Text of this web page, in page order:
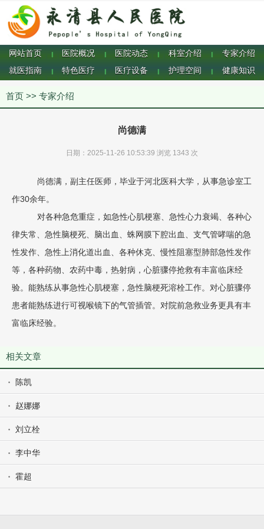
网站首页 | 医院概况 | 医院动态 | 科室介绍 |
专家介绍
就医指南
| 特色医疗 | 医疗设备 | 护理空间 | 健康知识
首页 >> 专家介绍
尚德满
日期：2025-11-26 10:53:39 浏览 1343 次
尚德满，副主任医师，毕业于河北医科大学，从事急诊室工
作30余年。
对各种急危重症，如急性心肌梗塞、急性心力衰竭、各种心
律失常、急性脑梗死、脑出血、蛛网膜下腔出血、支气管哮喘的急
性发作、急性上消化道出血、各种休克、慢性阻塞型肺部急性发作
等，各种药物、农药中毒，热射病，心脏骤停抢救有丰富临床经
验。能熟练从事急性心肌梗塞，急性脑梗死溶栓工作。对心脏骤停
患者能熟练进行可视喉镜下的气管插管。对院前急救业务更具有丰
富临床经验。
相关文章
陈凯
赵娜娜
刘立栓
李中华
霍超